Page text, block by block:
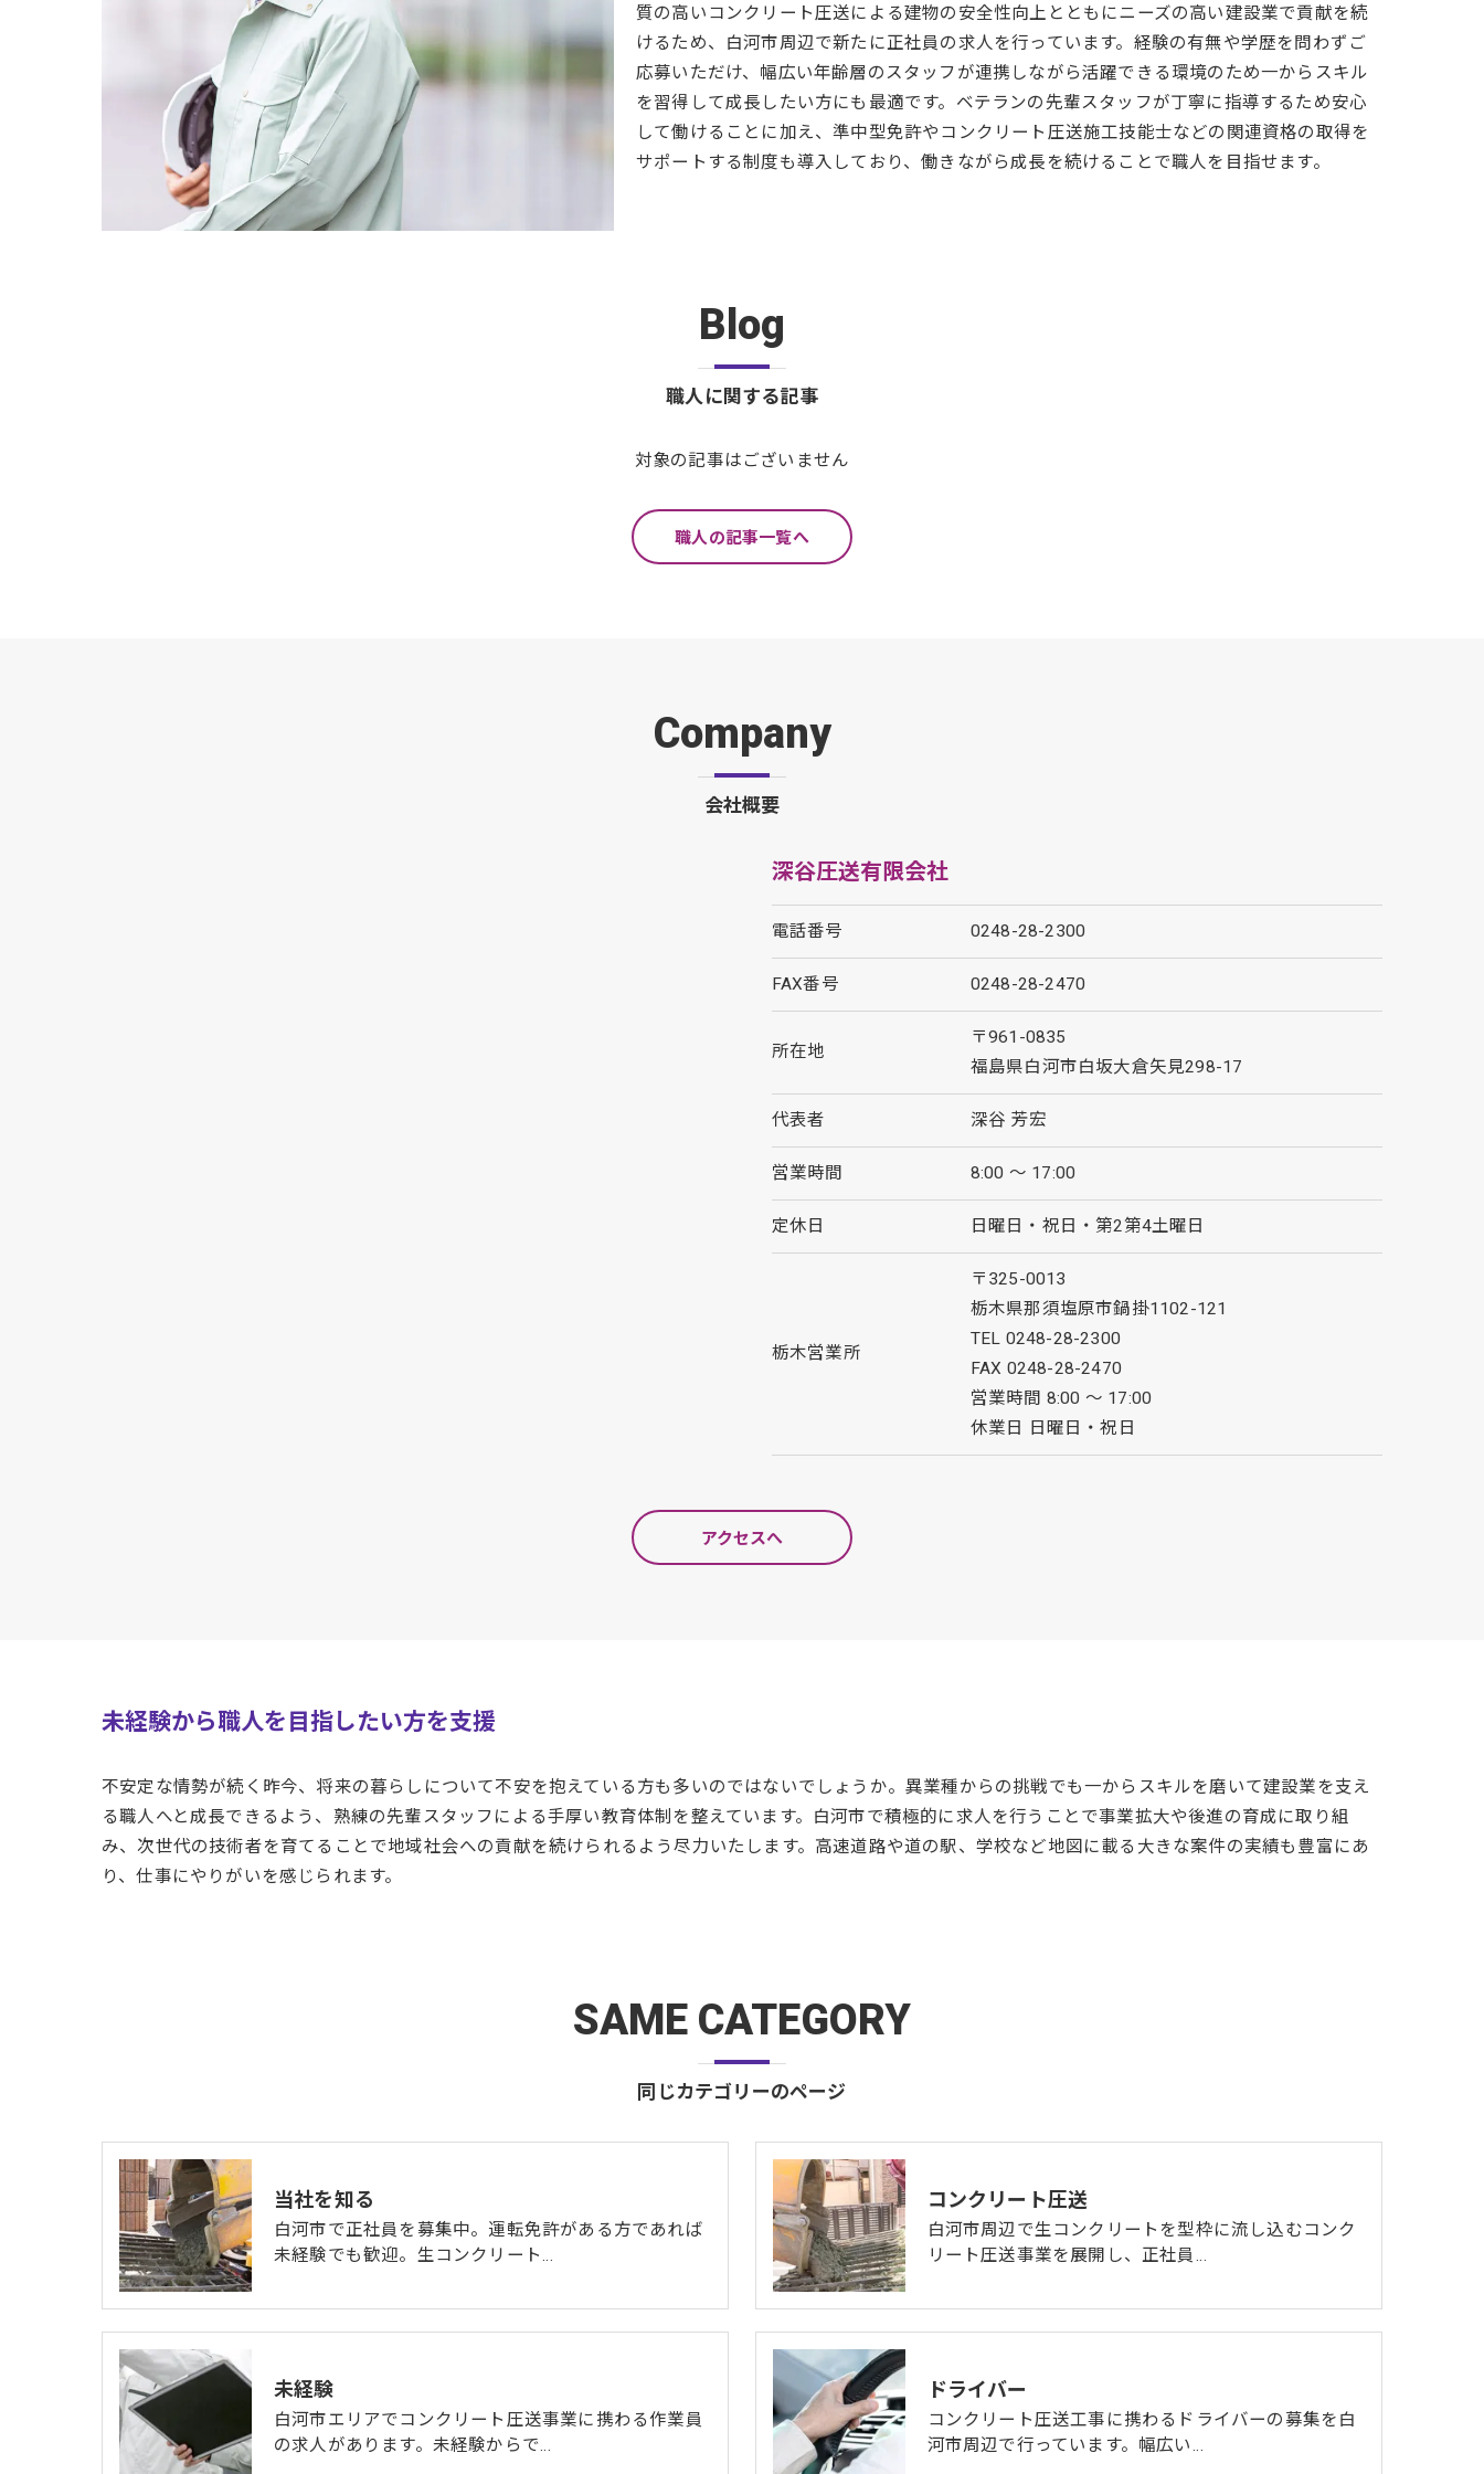
質の高いコンクリート圧送による建物の安全性向上とともにニーズの高い建設業で貢献を続
けるため、白河市周辺で新たに正社員の求人を行っています。経験の有無や学歴を問わずご
応募いただけ、幅広い年齢層のスタッフが連携しながら活躍できる環境のため一からスキル
を習得して成長したい方にも最適です。ベテランの先輩スタッフが丁寧に指導するため安心
して働けることに加え、準中型免許やコンクリート圧送施工技能士などの関連資格の取得を
サポートする制度も導入しており、働きながら成長を続けることで職人を目指せます。
Blog
職人に関する記事
対象の記事はございません
職人の記事一覧へ
会社概要
Company
深谷圧送有限会社
電話番号 0248-28-2300
FAX番号 0248-28-2470
所在地
〒961-0835
福島県白河市白坂大倉矢見298-17
代表者 深谷 芳宏
営業時間 8:00 ～ 17:00
定休日 日曜日・祝日・第2第4土曜日
栃木営業所
〒325-0013
栃木県那須塩原市鍋掛1102-121
TEL 0248-28-2300
FAX 0248-28-2470
営業時間 8:00 ～ 17:00
休業日 日曜日・祝日
アクセスへ
未経験から職人を目指したい方を支援
不安定な情勢が続く昨今、将来の暮らしについて不安を抱えている方も多いのではないでしょうか。異業種からの挑戦でも一からスキルを磨いて建設業を支え
る職人へと成長できるよう、熟練の先輩スタッフによる手厚い教育体制を整えています。白河市で積極的に求人を行うことで事業拡大や後進の育成に取り組
み、次世代の技術者を育てることで地域社会への貢献を続けられるよう尽力いたします。高速道路や道の駅、学校など地図に載る大きな案件の実績も豊富にあ
り、仕事にやりがいを感じられます。
同じカテゴリーのページ
SAME CATEGORY
当社を知る
白河市で正社員を募集中。運転免許がある方であれば
未経験でも歓迎。生コンクリート…
コンクリート圧送
白河市周辺で生コンクリートを型枠に流し込むコンク
リート圧送事業を展開し、正社員…
未経験
白河市エリアでコンクリート圧送事業に携わる作業員
の求人があります。未経験からで…
ドライバー
コンクリート圧送工事に携わるドライバーの募集を白
河市周辺で行っています。幅広い…